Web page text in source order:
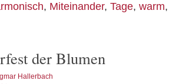
, Miteinander, Tage, warm
der Blumen
Hallerbach